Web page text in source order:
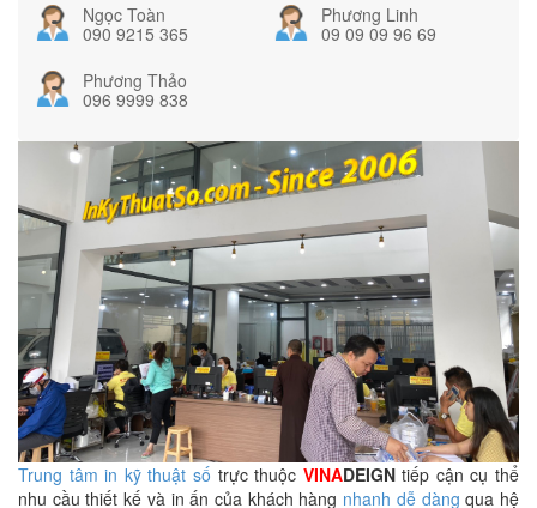
Ngọc Toàn
090 9215 365
Phương Linh
09 09 09 96 69
Phương Thảo
096 9999 838
Trung tâm in kỹ thuật số trực thuộc VINADEIGNtiếp cận cụ thể
nhu cầu thiết kế và in ấn của khách hàng nhanh dễ dàng qua hệ